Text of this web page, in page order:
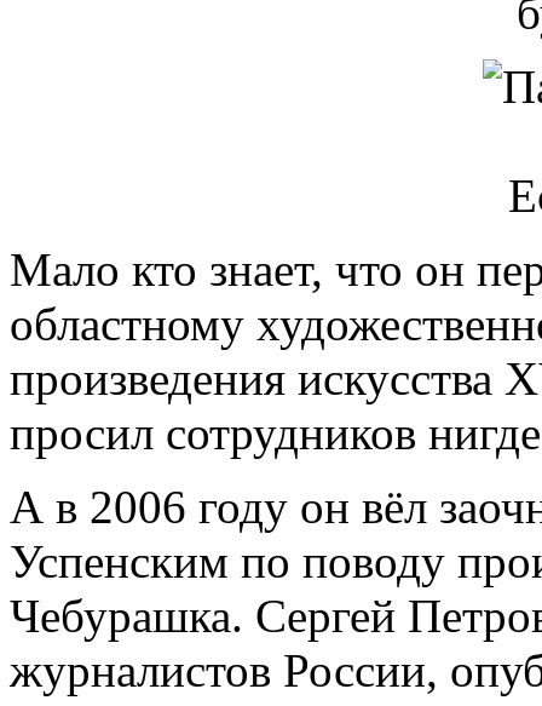
Мало кто знает, что он
областному
произведения искусства
просил сотрудников
А в 2006 году он вёл
Успенским по поводу
Чебурашка. Сергей
журналистов России,